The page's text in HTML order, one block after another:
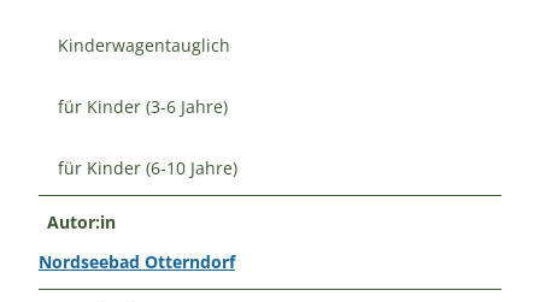
Kinderwagentauglich
für Kinder (3-6 Jahre)
für Kinder (6-10 Jahre)
Autor:in
Nordseebad Otterndorf